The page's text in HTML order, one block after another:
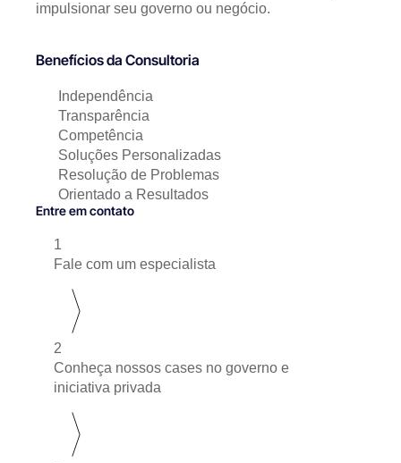
impulsionar seu governo ou negócio.
Benefícios da Consultoria
Independência
Transparência
Competência
Soluções Personalizadas
Resolução de Problemas
Orientado a Resultados
Entre em contato
1
Fale com um especialista
2
Conheça nossos cases no governo e
iniciativa privada